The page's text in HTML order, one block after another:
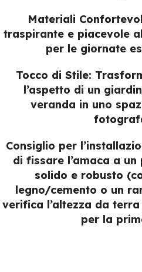
Materiali
traspirante e piacevole
per le giornate
Tocco di Stile:
l’aspetto di un
veranda in uno
Consiglio per
di fissare l’amaca a
solido e robusto
legno/cemento o un
verifica l’altezza da
per la